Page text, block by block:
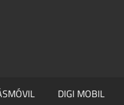
DIGI MOBIL